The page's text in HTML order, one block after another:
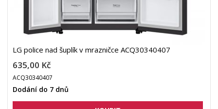
LG police nad šuplík v mrazničce ACQ30340407
635,00 Kč
ACQ30340407
Dodání do 7 dnů